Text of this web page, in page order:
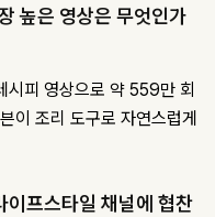
높은 영상은 무엇인가
시피 영상으로 약 559만 회
이 조리 도구로 자연스럽게
이프스타일 채널에 협찬